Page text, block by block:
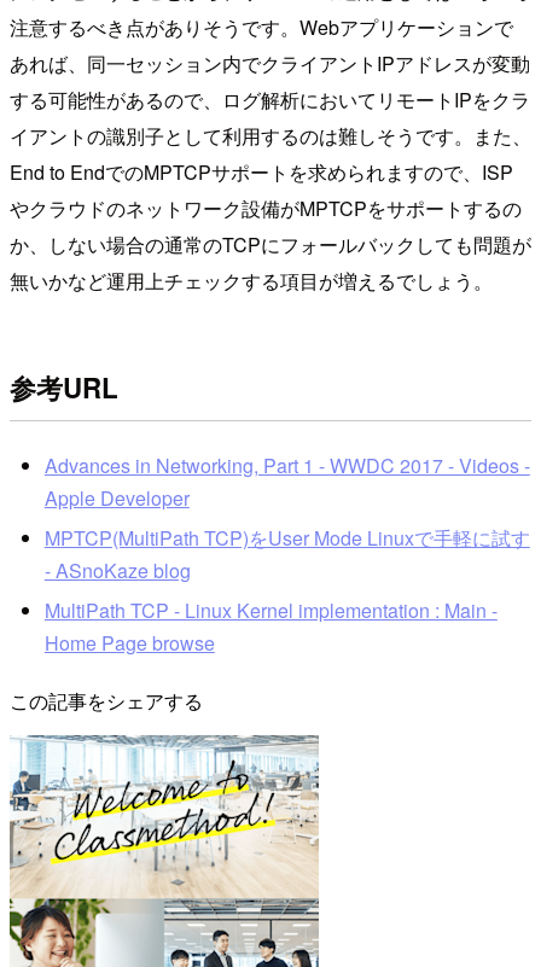
注意するべき点がありそうです。Webアプリケーションで
あれば、同一セッション内でクライアントIPアドレスが変動
する可能性があるので、ログ解析においてリモートIPをクラ
イアントの識別子として利用するのは難しそうです。また、
End to EndでのMPTCPサポートを求められますので、ISP
やクラウドのネットワーク設備がMPTCPをサポートするの
か、しない場合の通常のTCPにフォールバックしても問題が
無いかなど運用上チェックする項目が増えるでしょう。
参考URL
Advances in Networking, Part 1 - WWDC 2017 - Videos -
Apple Developer
MPTCP(MultiPath TCP)をUser Mode Linuxで手軽に試す
- ASnoKaze blog
MultiPath TCP - Linux Kernel implementation : Main -
Home Page browse
この記事をシェアする